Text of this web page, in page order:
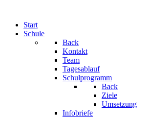
Start
Schule
Back
Kontakt
Team
Tagesablauf
Schulprogramm
Back
Ziele
Umsetzung
Infobriefe